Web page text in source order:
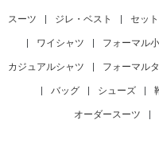
スーツ ジレ・ベスト セッ
ワイシャツ フォーマル
カジュアルシャツ フォーマル
バッグ シューズ
オーダースーツ